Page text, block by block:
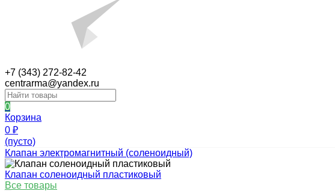
+7 (343) 272-82-42
centrarma@yandex.ru
0
Корзина
0 ₽
(пусто)
Клапан электромагнитный (соленоидный)
Клапан соленоидный пластиковый
Все товары